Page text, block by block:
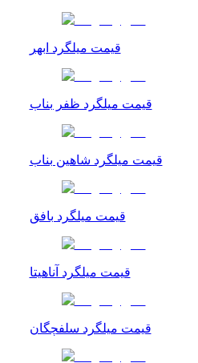
قیمت میلگرد ابهر
قیمت میلگرد ظفر بناب
قیمت میلگرد شاهین بناب
قیمت میلگرد بافق
قیمت میلگرد آناهیتا
قیمت میلگرد سلفچگان